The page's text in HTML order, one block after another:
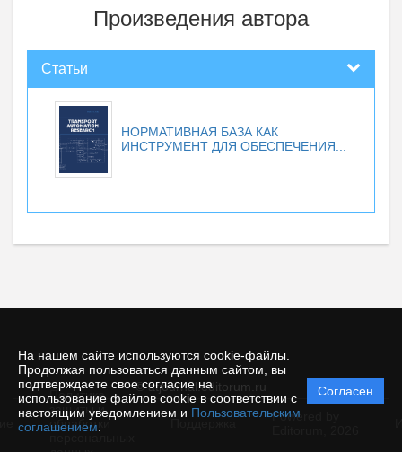
На нашем сайте используются cookie-файлы.
Продолжая пользоваться данным сайтом, вы
подтверждаете свое согласие на
использование файлов cookie в соответствии с
настоящим уведомлением и Пользовательским
соглашением
Согласен
Произведения автора
Статьи
НОРМАТИВНАЯ БАЗА КАК
ИНСТРУМЕНТ ДЛЯ ОБЕСПЕЧЕНИЯ...
© atjournal.editorum.ru
Политика
защиты и
обработки
Powered by